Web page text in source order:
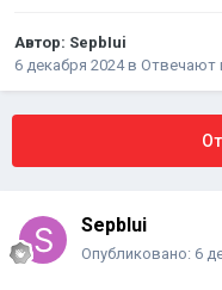
Автор: SepbIui
6 декабря 2024в Отвечают
SepbIui
Опубликовано: 6